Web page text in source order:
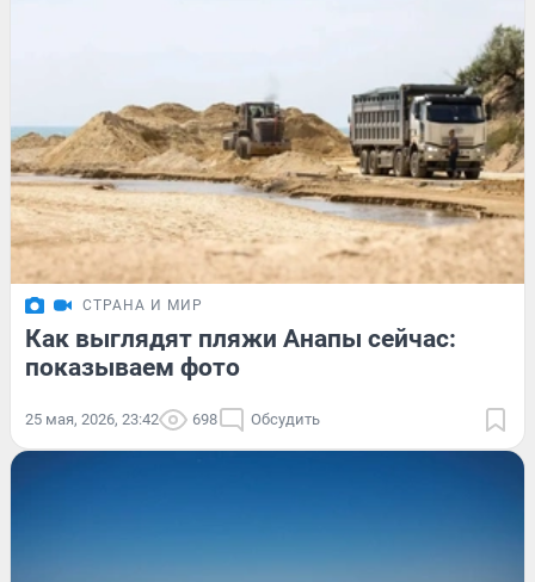
СТРАНА И МИР
Как выглядят пляжи Анапы сейчас:
показываем фото
25 мая, 2026, 23:42 698 Обсудить